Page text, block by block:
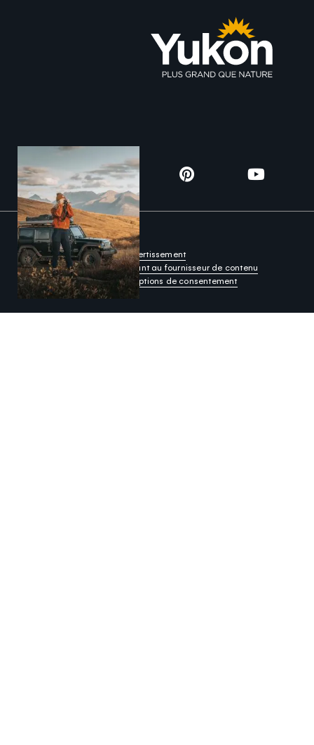
Utilité
Avertissement
Modalités s’appliquant au fournisseur de contenu
Privacy Policy Options de consentement